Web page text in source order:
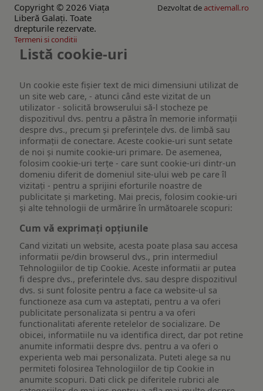
Copyright © 2026 Viaţa
Liberă Galaţi. Toate
drepturile rezervate.
Dezvoltat deactivemall.ro
Termeni si conditii
Listă cookie-uri
Un cookie este fişier text de mici dimensiuni utilizat de
un site web care, - atunci când este vizitat de un
utilizator - solicită browserului să-l stocheze pe
dispozitivul dvs. pentru a păstra în memorie informații
despre dvs., precum și preferințele dvs. de limbă sau
informații de conectare. Aceste cookie-uri sunt setate
de noi și numite cookie-uri primare. De asemenea,
folosim cookie-uri terțe - care sunt cookie-uri dintr-un
domeniu diferit de domeniul site-ului web pe care îl
vizitați - pentru a sprijini eforturile noastre de
publicitate și marketing. Mai precis, folosim cookie-uri
și alte tehnologii de urmărire în următoarele scopuri:
Cum vă exprimați opțiunile
Cand vizitati un website, acesta poate plasa sau accesa
informatii pe/din browserul dvs., prin intermediul
Tehnologiilor de tip Cookie. Aceste informatii ar putea
fi despre dvs., preferintele dvs. sau despre dispozitivul
dvs. si sunt folosite pentru a face ca website-ul sa
functioneze asa cum va asteptati, pentru a va oferi
publicitate personalizata si pentru a va oferi
functionalitati aferente retelelor de socializare. De
obicei, informatiile nu va identifica direct, dar pot retine
anumite informatii despre dvs. pentru a va oferi o
experienta web mai personalizata. Puteti alege sa nu
permiteti folosirea Tehnologiilor de tip Cookie in
anumite scopuri. Dati click pe diferitele rubrici ale